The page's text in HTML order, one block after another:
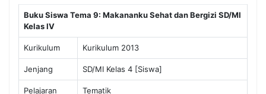
Buku Siswa Tema 9: Makananku Sehat dan Bergizi SD/MI
Kelas IV
Kurikulum Kurikulum 2013
Jenjang SD/MI Kelas 4 [Siswa]
Pelajaran Tematik